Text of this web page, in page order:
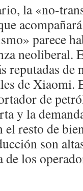
la «no-
parece
neoliberal.
reputadas de
de Xiaomi.
de
y la
resto de
son
los